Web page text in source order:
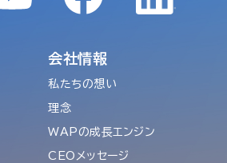
会社情報
私たちの想い
理念
WAPの成長エンジン
CEOメッセージ